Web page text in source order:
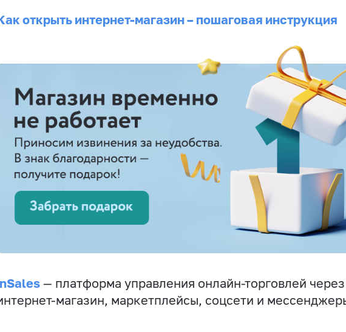
открыть интернет-магазин – пошаговая инструкция
— платформа управления онлайн-торговлей через
магазин, маркетплейсы, соцсети и